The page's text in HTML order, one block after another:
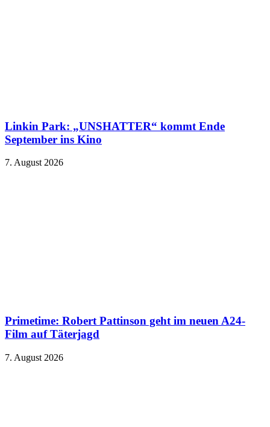
Linkin Park: „UNSHATTER“ kommt Ende
September ins Kino
7. August 2026
Primetime: Robert Pattinson geht im neuen A24-
Film auf Täterjagd
7. August 2026